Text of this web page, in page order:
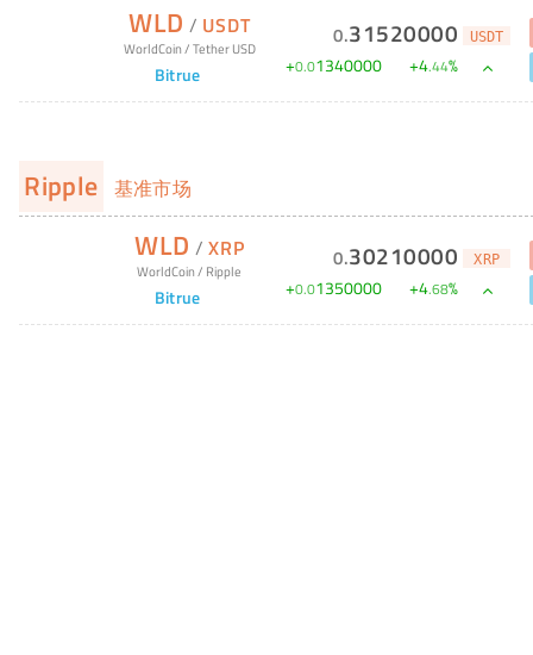
WLD / USDT
WorldCoin/Tether USD
Bitrue
0.31520000 USDT
+0.01340000 +4.44%
Ripple 基准市场
WLD /XRP
WorldCoin/ Ripple
Bitrue
0.30210000 XRP
+0.01350000 +4.68%